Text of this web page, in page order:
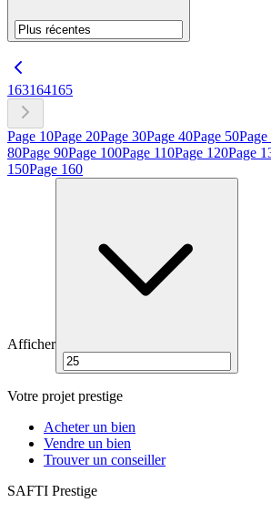
163164165
Page 10Page 20Page 30Page 40Page 50Page
80Page 90Page 100Page 110Page 120Page
150Page 160
Afficher
Votre projet prestige
Acheter un bien
Vendre un bien
Trouver un conseiller
SAFTI Prestige